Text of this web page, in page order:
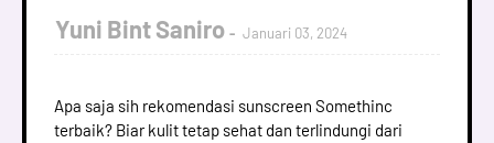
Yuni Bint Saniro Januari 03, 2024
Apa saja sih rekomendasi sunscreen Somethinc
terbaik? Biar kulit tetap sehat dan terlindungi dari